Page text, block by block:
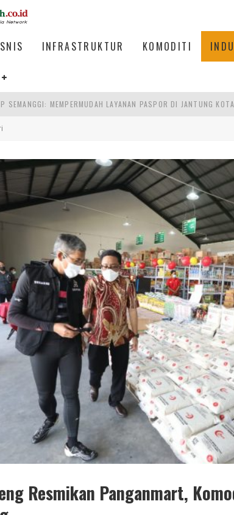
INFRASTRUKTUR KOMODITI
SEMANGGI: MEMPERMUDAH LAYANAN PASPOR DI JANTUNG KOTA
PANGSIT AYAM, KULINER LEGENDARIS DI PASAR BARU
INSTITUSI MENENTUKAN MASA DEPAN INDONESIA
AIR MANCUR SPEKTAKULER DI PIK 2, JAKARTA
Resmikan Panganmart,